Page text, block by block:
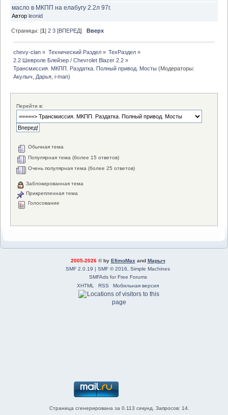
масло в МКПП на елабугу 2.2л 97г.
Автор leonid
Страницы: [1]2 3 [ВПЕРЕД] Вверх
chevy-clan » Технический Раздел» ТехРаздел»
2.2 Шевроле Блейзер / Chevrolet Blazer 2.2 »
Трансмиссия. МКПП. Раздатка. Полный привод. Мосты (Модераторы:
Акулыч
Дарья ,i-man)
Перейти в:
Обычная тема
Популярная тема (более 15 ответов)
Очень популярная тема (более 25 ответов)
Заблокированная тема
Прикрепленная тема
Голосование
2005-2026© by EfimoMax and Марыч
SMF 2.0.19 | SMF © 2016
Simple Machines
SMFAdsforFree Forums
XHTML
RSS Мобильная версия
Страница сгенерирована за 0.113 секунд. Запросов: 14.